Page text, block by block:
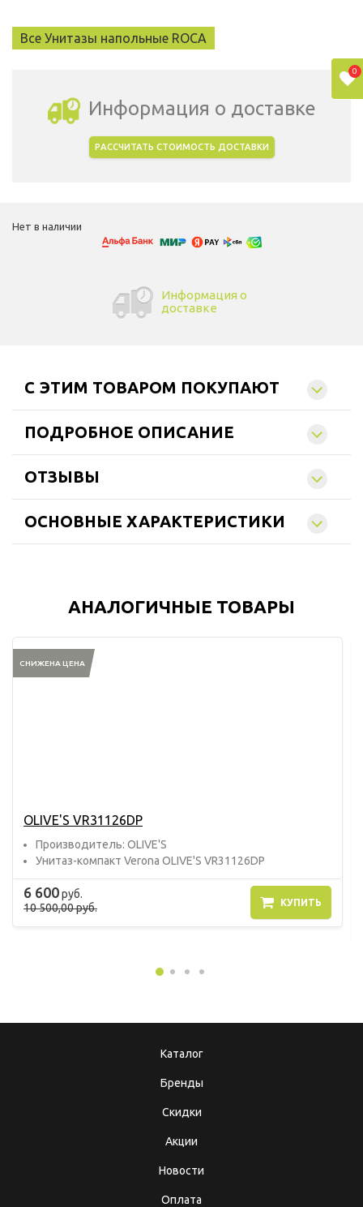
Все Унитазы напольные ROCA
Информация о доставке
РАССЧИТАТЬ СТОИМОСТЬ ДОСТАВКИ
Нет в наличии
Информация о
доставке
C ЭТИМ ТОВАРОМ ПОКУПАЮТ
ПОДРОБНОЕ ОПИСАНИЕ
ОТЗЫВЫ
ОСНОВНЫЕ ХАРАКТЕРИСТИКИ
АНАЛОГИЧНЫЕ ТОВАРЫ
СНИЖЕНА ЦЕНА
OLIVE'S VR31126DP
Прoизвoдитель: OLIVE'S
Унитаз-компакт Verona OLIVE'S VR31126DP
6 600руб.
10 500,00 руб.
КУПИТЬ
Каталог
Бренды
Скидки
Акции
Новости
Оплата
0